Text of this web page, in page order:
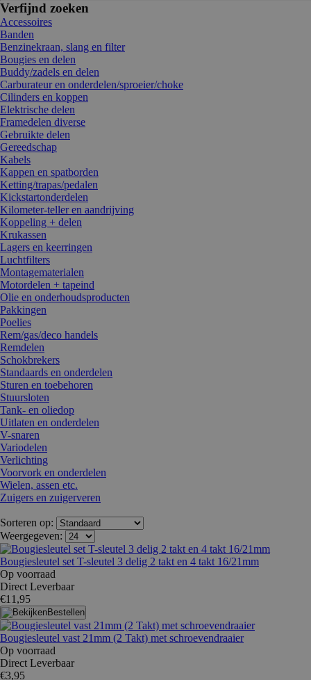
Verfijnd zoeken
Accessoires
Banden
Benzinekraan, slang en filter
Bougies en delen
Buddy/zadels en delen
Carburateur en onderdelen/sproeier/choke
Cilinders en koppen
Elektrische delen
Framedelen diverse
Gebruikte delen
Gereedschap
Kabels
Kappen en spatborden
Ketting/trapas/pedalen
Kickstartonderdelen
Kilometer-teller en aandrijving
Koppeling + delen
Krukassen
Lagers en keerringen
Luchtfilters
Montagematerialen
Motordelen + tapeind
Olie en onderhoudsproducten
Pakkingen
Poelies
Rem/gas/deco handels
Remdelen
Schokbrekers
Standaards en onderdelen
Sturen en toebehoren
Stuursloten
Tank- en oliedop
Uitlaten en onderdelen
V-snaren
Variodelen
Verlichting
Voorvork en onderdelen
Wielen, assen etc.
Zuigers en zuigerveren
Sorteren op:
Weergegeven:
Bougiesleutel set T-sleutel 3 delig 2 takt en 4 takt 16/21mm
Op voorraad
Direct Leverbaar
€11,95
Bestellen
Bougiesleutel vast 21mm (2 Takt) met schroevendraaier
Op voorraad
Direct Leverbaar
€3,95